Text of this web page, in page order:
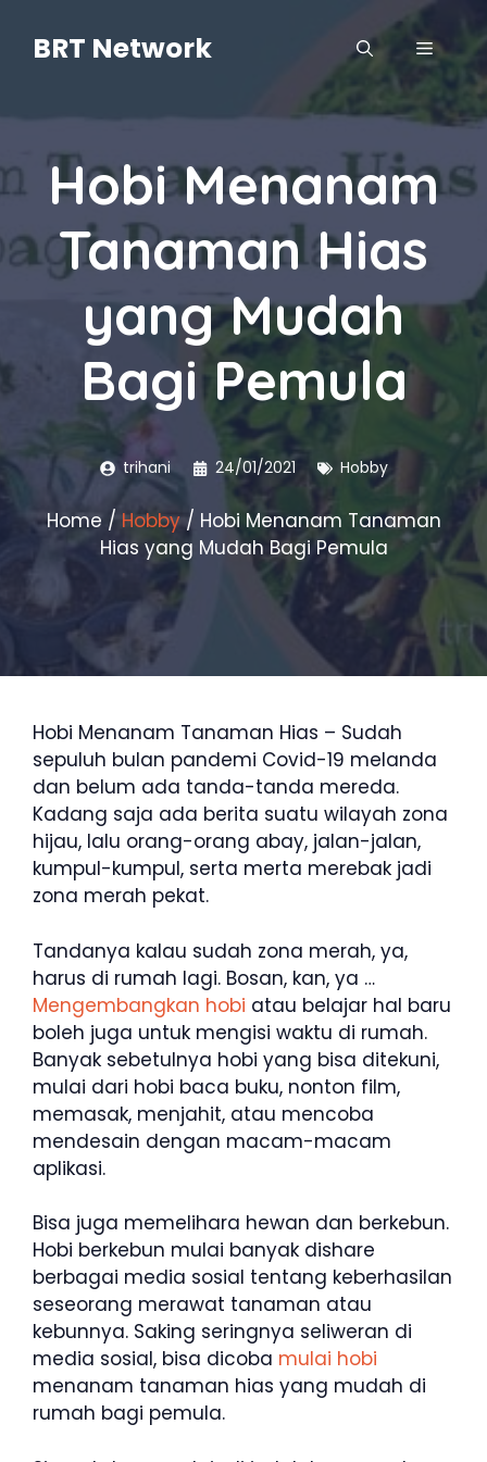
BRT Network MENU
Hobi Menanam
Tanaman Hias
yang Mudah
Bagi Pemula
trihani 24/01/2021 Hobby
Home / Hobby/ Hobi Menanam Tanaman
Hias yang Mudah Bagi Pemula
Hobi Menanam Tanaman Hias – Sudah
sepuluh bulan pandemi Covid-19 melanda
dan belum ada tanda-tanda mereda.
Kadang saja ada berita suatu wilayah zona
hijau, lalu orang-orang abay, jalan-jalan,
kumpul-kumpul, serta merta merebak jadi
zona merah pekat.
Tandanya kalau sudah zona merah, ya,
harus di rumah lagi. Bosan, kan, ya …
Mengembangkan hobi atau belajar hal baru
boleh juga untuk mengisi waktu di rumah.
Banyak sebetulnya hobi yang bisa ditekuni,
mulai dari hobi baca buku, nonton film,
memasak, menjahit, atau mencoba
mendesain dengan macam-macam
aplikasi.
Bisa juga memelihara hewan dan berkebun.
Hobi berkebun mulai banyak dishare
berbagai media sosial tentang keberhasilan
seseorang merawat tanaman atau
kebunnya. Saking seringnya seliweran di
media sosial, bisa dicoba mulai hobi
menanam tanaman hias yang mudah di
rumah bagi pemula.